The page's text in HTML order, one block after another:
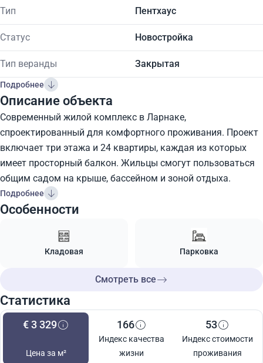
Тип Пентхаус
Статус Новостройка
Тип веранды Закрытая
Подробнее
Описание объекта
Современный жилой комплекс в Ларнаке,
спроектированный для комфортного проживания. Проект
включает три этажа и 24 квартиры, каждая из которых
имеет просторный балкон. Жильцы смогут пользоваться
общим садом на крыше, бассейном и зоной отдыха.
Подробнее
Особенности
Кладовая Парковка
Смотреть все
Статистика
€ 3 329
Цена за м²
166
Индекс качества
жизни
53
Индекс стоимости
проживания